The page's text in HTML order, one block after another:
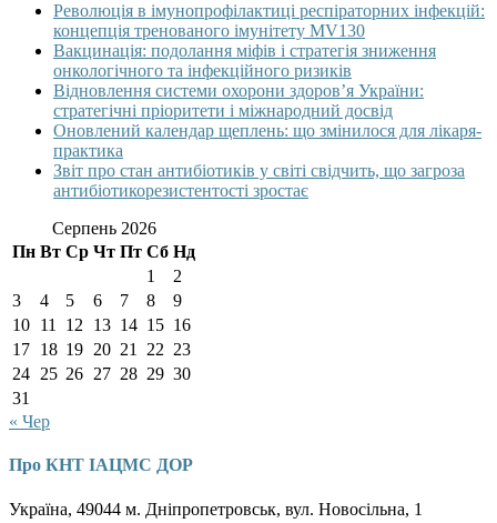
Революція в імунопрофілактиці респіраторних інфекцій:
концепція тренованого імунітету MV130
Вакцинація: подолання міфів і стратегія зниження
онкологічного та інфекційного ризиків
Відновлення системи охорони здоров’я України:
стратегічні пріоритети і міжнародний досвід
Оновлений календар щеплень: що змінилося для лікаря-
практика
Звіт про стан антибіотиків у світі свідчить, що загроза
антибіотикорезистентості зростає
Серпень 2026
Пн Вт Ср Чт Пт Сб Нд
1
2
3
4 5 6 7 8
9
10 11 12 13 14 15 16
17 18 19 20 21 22 23
24 25 26 27 28 29 30
31
« Чер
Про КНТ ІАЦМС ДОР
Україна, 49044 м. Дніпропетровськ, вул. Новосільна, 1